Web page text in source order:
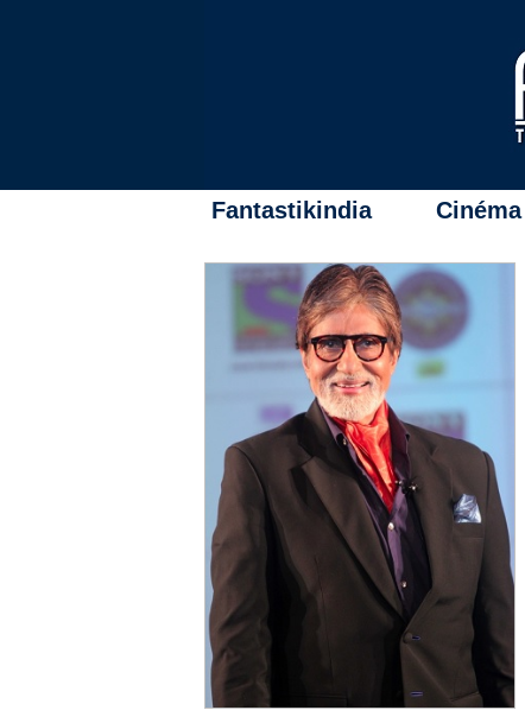
Fantastikindia Cinéma